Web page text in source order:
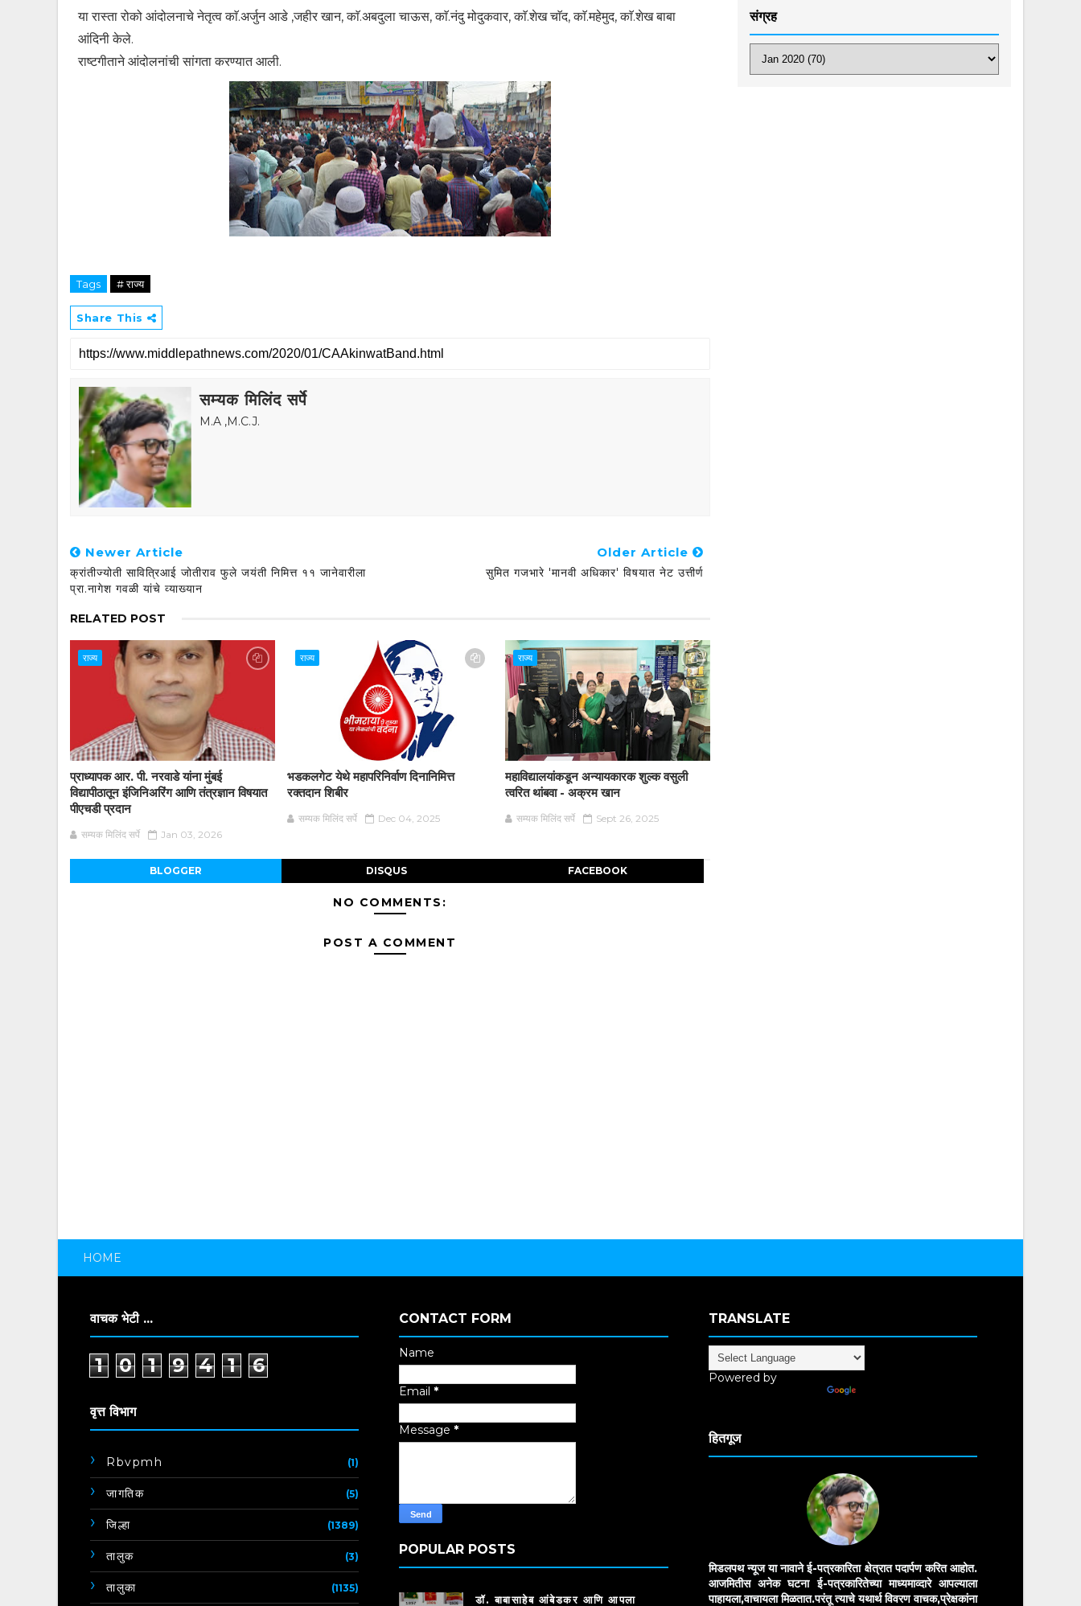
या रास्ता रोको आंदोलनाचे नेतृत्व काॅ.अर्जुन आडे ,जहीर खान, काॅ.अबदुला चाऊस, काॅ.नंदु मोदुकवार, काॅ.शेख चाॅद, काॅ.महेमुद, काॅ.शेख बाबा
आंदिनी केले.
राष्टगीताने आंदोलनांची सांगता करण्यात आली.
Tags # राज्य
Share This
सम्यक मिलिंद सर्पे
M.A ,M.C.J.
Newer Article
क्रांतीज्योती सावित्रिआई जोतीराव फुले जयंती निमित्त ११ जानेवारीला
प्रा.नागेश गवळी यांचे व्याख्यान
Older Article
सुमित गजभारे 'मानवी अधिकार' विषयात नेट उत्तीर्ण
RELATED POST
राज्य
प्राध्यापक आर. पी. नरवाडे यांना मुंबई
विद्यापीठातून इंजिनिअरिंग आणि तंत्रज्ञान विषयात
पीएचडी प्रदान
सम्यक मिलिंद सर्पे Jan 03, 2026
राज्य
भडकलगेट येथे महापरिनिर्वाण दिनानिमित्त
रक्तदान शिबीर
सम्यक मिलिंद सर्पे Dec 04, 2025
राज्य
महाविद्यालयांकडून अन्यायकारक शुल्क वसुली
त्वरित थांबवा - अक्रम खान
सम्यक मिलिंद सर्पे Sept 26, 2025
BLOGGER DISQUS FACEBOOK
NO COMMENTS:
POST A COMMENT
संग्रह
HOME
वाचक भेटी ...
1 0 1 9 4 1 6
वृत्त विभाग
Rbvpmh (1)
जागतिक (5)
जिल्हा (1389)
तालुक (3)
तालुका (1135)
CONTACT FORM
Name
Email *
Message *
POPULAR POSTS
डॉ. बाबासाहेब आंबेडकर आणि आपला
TRANSLATE
Powered by
हितगूज
मिडलपथ न्यूज या नावाने ई-पत्रकारिता क्षेत्रात पदार्पण करित आहोत.
आजमितीस अनेक घटना ई-पत्रकारितेच्या माध्यमाव्दारे आपल्याला
पाहायला,वाचायला मिळतात.परंतू त्याचे यथार्थ विवरण वाचक,प्रेक्षकांना